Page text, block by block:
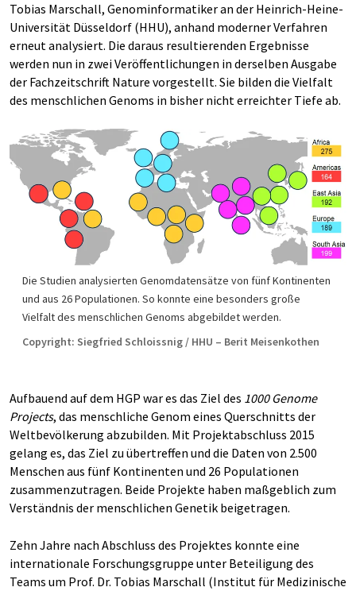
Tobias Marschall, Genominformatiker an der Heinrich-Heine-
Universität Düsseldorf (HHU), anhand moderner Verfahren
erneut analysiert. Die daraus resultierenden Ergebnisse
werden nun in zwei Veröffentlichungen in derselben Ausgabe
der Fachzeitschrift Nature vorgestellt. Sie bilden die Vielfalt
des menschlichen Genoms in bisher nicht erreichter Tiefe ab.
Die Studien analysierten Genomdatensätze von fünf Kontinenten
und aus 26 Populationen. So konnte eine besonders große
Vielfalt des menschlichen Genoms abgebildet werden.
Copyright: Siegfried Schloissnig / HHU – Berit Meisenkothen
Aufbauend auf dem HGP war es das Ziel des 1000 Genome
Projects, das menschliche Genom eines Querschnitts der
Weltbevölkerung abzubilden. Mit Projektabschluss 2015
gelang es, das Ziel zu übertreffen und die Daten von 2.500
Menschen aus fünf Kontinenten und 26 Populationen
zusammenzutragen. Beide Projekte haben maßgeblich zum
Verständnis der menschlichen Genetik beigetragen.
Zehn Jahre nach Abschluss des Projektes konnte eine
internationale Forschungsgruppe unter Beteiligung des
Teams um Prof. Dr. Tobias Marschall (Institut für Medizinische